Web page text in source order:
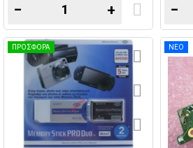
− + −
ΠΡΟΣΦΟΡΑ ΝΕΟ